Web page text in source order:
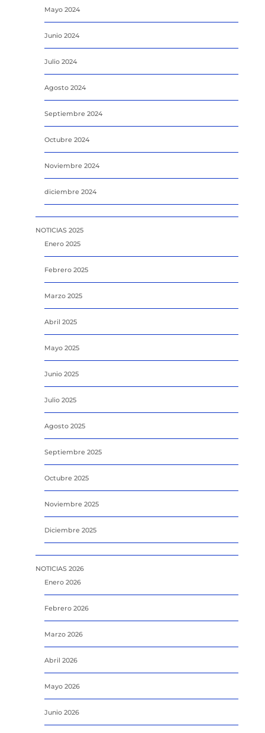
Mayo 2024
Junio 2024
Julio 2024
Agosto 2024
Septiembre 2024
Octubre 2024
Noviembre 2024
diciembre 2024
NOTICIAS 2025
Enero 2025
Febrero 2025
Marzo 2025
Abril 2025
Mayo 2025
Junio 2025
Julio 2025
Agosto 2025
Septiembre 2025
Octubre 2025
Noviembre 2025
Diciembre 2025
NOTICIAS 2026
Enero 2026
Febrero 2026
Marzo 2026
Abril 2026
Mayo 2026
Junio 2026